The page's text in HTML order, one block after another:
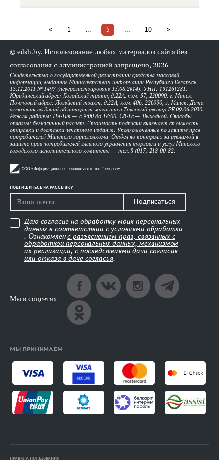
< 1 ... 5 ... 10 >
© edsh.by. Использование любых материалов сайта без
согласования с администрацией запрещено, 2026
Свидетельство о государственной регистрации средства массовой
информации, выданное Министерством информации Республики Беларусь
13.12.2011 № 1497 (перерегистрировано 15.08.2014). УНП: 191261281.
Юридический адрес: Логойский тракт, д.22А, пом. 57, 220090, г. Минск.
Почтовый адрес: Логойский тракт, д.22А, ком. 406, 220090, г. Минск. Дата
включения сведений об интернет-магазине в Торговый реестр РБ 09.06.2020.
Режим работы: Пн-Пт — с 9:00 до 18:00. Сб-Вс — Выходной. Способы
оплаты: безналичный расчет. Стоимость подписки включает стоимость
отправки и доставки печатного издания. Уполномоченные по защите прав
потребителей Минского горисполкома: Отдел по контролю за рекламой и
защите прав потребителей главного управления торговли и услуг Минского
городского исполнительного комитета — тел. 8 (017) 218-00-82.
ПОДПИШИТЕСЬ НА РАССЫЛКУ
Подписаться
Даю согласие на обработку моих персональных
данных в соответствии с условиями обработки
. Ознакомлен с разъяснением прав, связанных с
обработкой персональных данных, механизмом
их реализации, с последствиями дачи согласия
или отказа в даче согласия.
Мы в соцсетях
МЫ ПРИНИМАЕМ
ПРАВИЛА ПОЛЬЗОВАНИЯ